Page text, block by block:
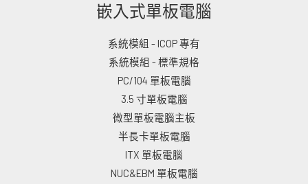
嵌入式單板電腦
系統模組 - ICOP 專有
系統模組 - 標準規格
PC/104 單板電腦
3.5 寸單板電腦
微型單板電腦主板
半長卡單板電腦
ITX 單板電腦
NUC&EBM 單板電腦